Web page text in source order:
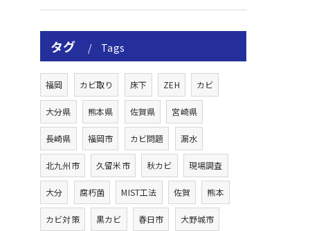
タグ Tags
福岡 カビ取り 床下 ZEH カビ
大分県 熊本県 佐賀県 宮崎県
長崎県 福岡市 カビ問題 漏水
北九州市 久留米市 秋カビ 現場調査
大分 腐朽菌 MIST工法 佐賀 熊本
カビ対策 黒カビ 春日市 大野城市